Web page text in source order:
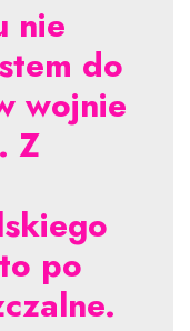
nie
do
wojnie
Z
po